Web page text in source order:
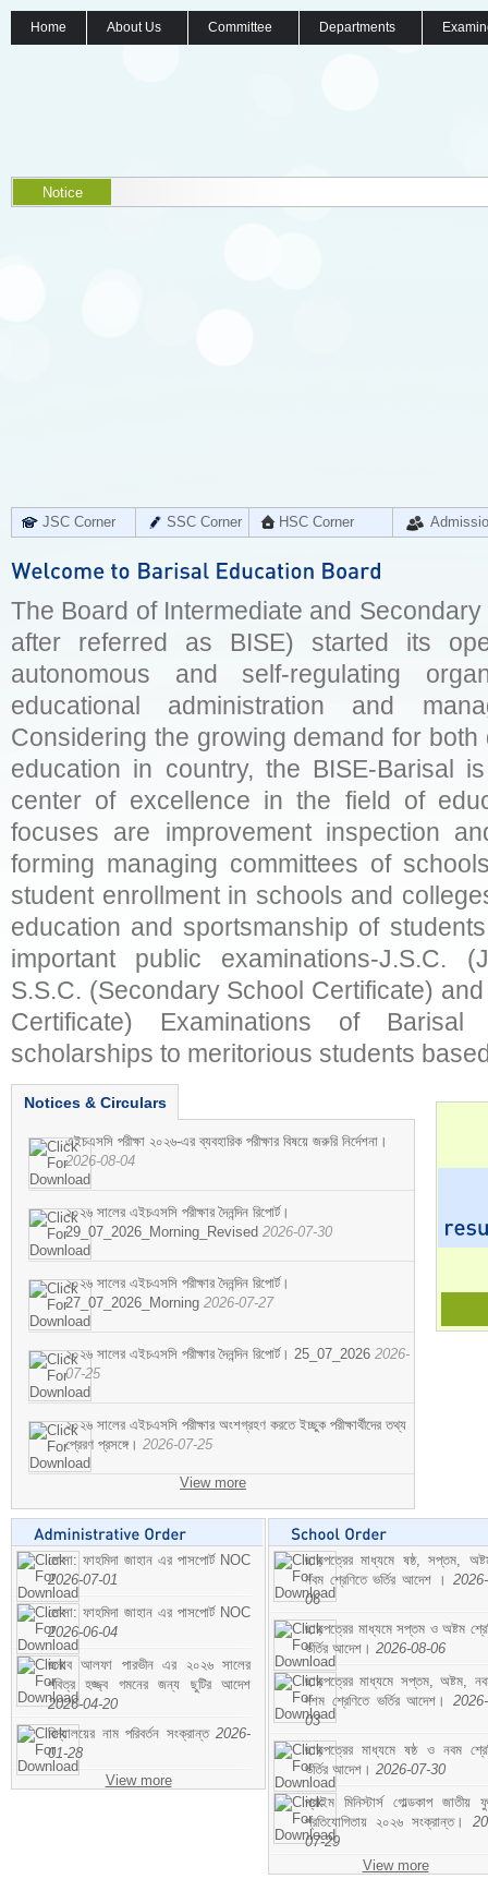
Home About Us Committee Departments
Notice
JSC Corner SSC Corner HSC Corner
The Board of Intermediate and
after referred as BISE) started its
autonomous and self-regulating
educational administration and
Considering the growing demand for
education in country, the BISE-Barisal
center of excellence in the field of
focuses are improvement inspection
forming managing committees of
student enrollment in schools and
education and sportsmanship of
important public examinations-J.S.C.
S.S.C. (Secondary School Certificate)
Certificate) Examinations of
scholarships to meritorious students
Notices & Circulars
এইচএসসি পরীক্ষা ২০২৬-এর ব্যবহারিক পরীক্ষার বিষয়ে জরুরি নির্দেশনা।
2026-08-04
২০২৬ সালের এইচএসসি পরীক্ষার দৈনন্দিন রিপোর্ট।
29_07_2026_Morning_Revised 2026-07-30
২০২৬ সালের এইচএসসি পরীক্ষার দৈনন্দিন রিপোর্ট।
27_07_2026_Morning 2026-07-27
২০২৬ সালের এইচএসসি পরীক্ষার দৈনন্দিন রিপোর্ট। 25_07_2026 2026-
07-25
২০২৬ সালের এইচএসসি পরীক্ষার অংশগ্রহণ করতে ইচ্ছুক পরীক্ষার্থীদের তথ্য
প্রেরণ প্রসঙ্গে। 2026-07-25
View more
মোসা: ফাহমিদা জাহান এর পাসপোর্ট NOC
2026-07-01
মোসা: ফাহমিদা জাহান এর পাসপোর্ট NOC
2026-06-04
জনাব আলফা পারভীন এর ২০২৬ সালের
পবিত্র হজ্জ্ব গমনের জন্য ছুটির আদেশ
2026-04-20
বিদ্যালয়ের নাম পরিবর্তন সংক্রান্ত 2026-
01-28
View more
ছাড়পত্রের মাধ্যমে ষষ্ঠ, সপ্তম,
নবম শ্রেণিতে ভর্তির আদেশ ।
06
ছাড়পত্রের মাধ্যমে সপ্তম ও অষ্টম
ভর্তির আদেশ। 2026-08-06
ছাড়পত্রের মাধ্যমে সপ্তম, অষ্টম,
দশম শ্রেণিতে ভর্তির আদেশ।
03
ছাড়পত্রের মাধ্যমে ষষ্ঠ ও নবম
ভর্তির আদেশ। 2026-07-30
প্রাইম মিনিস্টার্স গোল্ডকাপ জাতীয়
প্রতিযোগিতায় ২০২৬ সংক্রান্ত।
07-29
View more